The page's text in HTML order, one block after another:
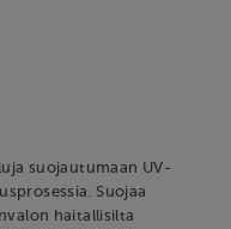
suojautumaan UV-
Suojaa
haitallisilta